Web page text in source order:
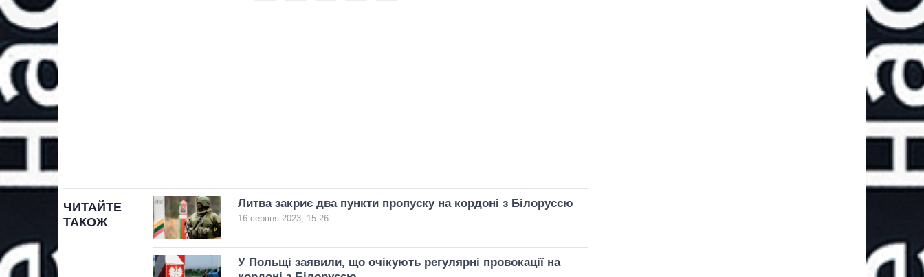
ЧИТАЙТЕ
ТАКОЖ
Литва закриє два пункти пропуску на кордоні з Білоруссю
16 серпня 2023, 15:26
У Польщі заявили, що очікують регулярні провокації на